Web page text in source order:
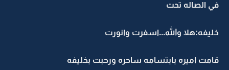
في الصاله تحت
خليفه:هلا والله...اسفرت وانورت
قامت اميره بابتسامه ساحره ورحبت بخليفه